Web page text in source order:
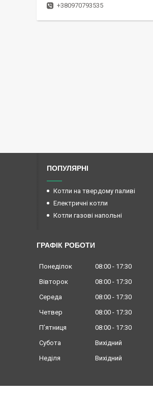
+380970793535
ПОПУЛЯРНІ
Котли на твердому паливі
Електричні котли
Котли газові напольні
ГРАФІК РОБОТИ
Понеділок 08:00
17:30
Вівторок
08:00
17:30
Середа
08:00
17:30
Четвер
08:00
17:30
Пʼятниця
08:00
17:30
Субота
Вихідний
Неділя
Вихідний